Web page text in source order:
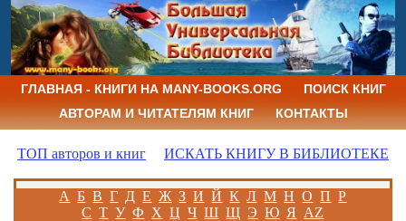
ГЛАВНАЯ - КНИГИ НА MANY-BOOKS.ORG
ПОИСК КНИГ
АВТОРАМ И ЧИТАТЕЛЯМ КНИГ
КОНТАКТЫ
ТОП авторов и книг ИСКАТЬ КНИГУ В БИБЛИОТЕКЕ
А Б В Г Д Е Ж З И Й К Л М Н О П Р
С Т У Ф Х Ц Ч Ш Щ Э Ю Я AZ